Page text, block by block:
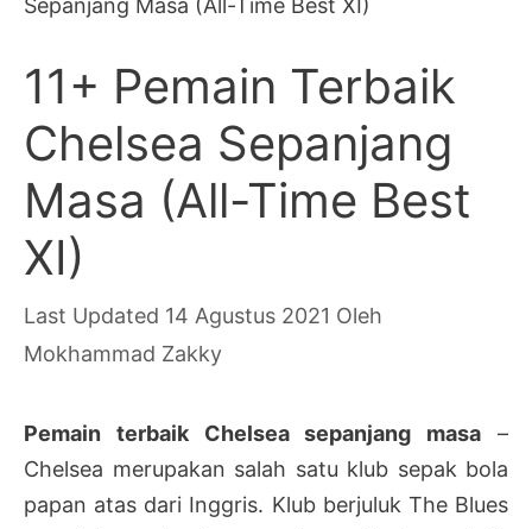
Sepanjang Masa (All-Time Best XI)
11+ Pemain Terbaik
Chelsea Sepanjang
Masa (All-Time Best
XI)
14 Agustus 2021 Oleh
Mokhammad Zakky
Pemain terbaik Chelsea sepanjang masa –
Chelsea merupakan salah satu klub sepak bola
papan atas dari Inggris. Klub berjuluk The Blues